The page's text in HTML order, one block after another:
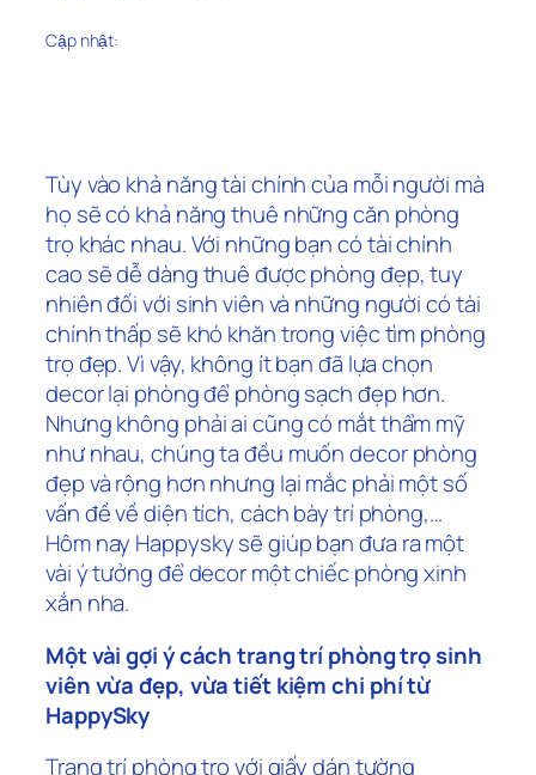
Cập nhật:
Tùy vào khả năng tài chính của mỗi người mà
họ sẽ có khả năng thuê những căn phòng
trọ khác nhau. Với những bạn có tài chính
cao sẽ dễ dàng thuê được phòng đẹp, tuy
nhiên đối với sinh viên và những người có tài
chính thấp sẽ khó khăn trong việc tìm phòng
trọ đẹp. Vì vậy, không ít bạn đã lựa chọn
decor lại phòng để phòng sạch đẹp hơn.
Nhưng không phải ai cũng có mắt thẩm mỹ
như nhau, chúng ta đều muốn decor phòng
đẹp và rộng hơn nhưng lại mắc phải một số
vấn đề về diện tích, cách bày trí phòng,…
Hôm nay Happysky sẽ giúp bạn đưa ra một
vài ý tưởng để decor một chiếc phòng xinh
xắn nha.
Một vài gợi ý cách trang trí phòng trọ sinh
viên vừa đẹp, vừa tiết kiệm chi phí từ
HappySky
Trang trí phòng trọ với giấy dán tường